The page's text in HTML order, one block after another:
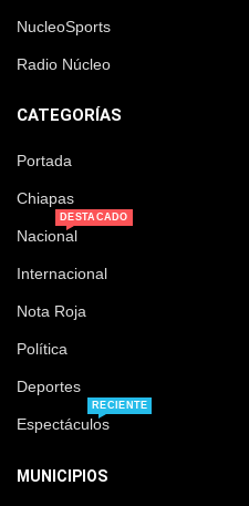
NucleoSports
Radio Núcleo
CATEGORÍAS
Portada
Chiapas
Nacional
DESTACADO
Internacional
Nota Roja
Política
Deportes
Espectáculos
RECIENTE
MUNICIPIOS